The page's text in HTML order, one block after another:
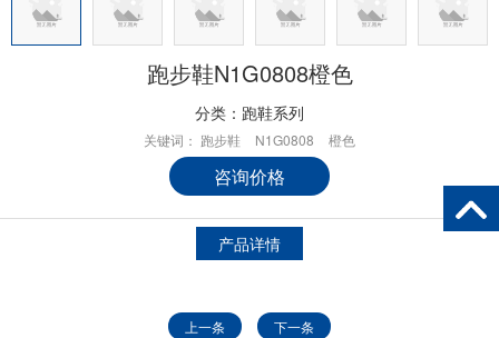
跑步鞋N1G0808橙色
分类： 跑鞋系列
关键词： 跑步鞋 N1G0808 橙色
咨询价格
产品详情
上一条 下一条